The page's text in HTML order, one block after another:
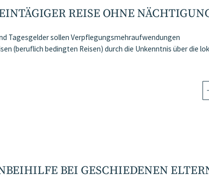
REISE OHNE
Tagesgelder sollen Verpflegungsmehraufwendungen
(beruflich bedingten Reisen) durch die Unkenntnis über die
BEI GESCHIEDENEN